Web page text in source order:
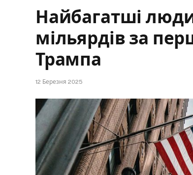
Найбагатші
мільярдів за
Трампа
12 Березня 2025